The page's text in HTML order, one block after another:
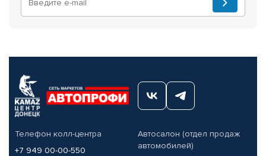
Телефон колл-центра
+7 949 00-00-550
Автосалон (отдел продаж
автомобилей)